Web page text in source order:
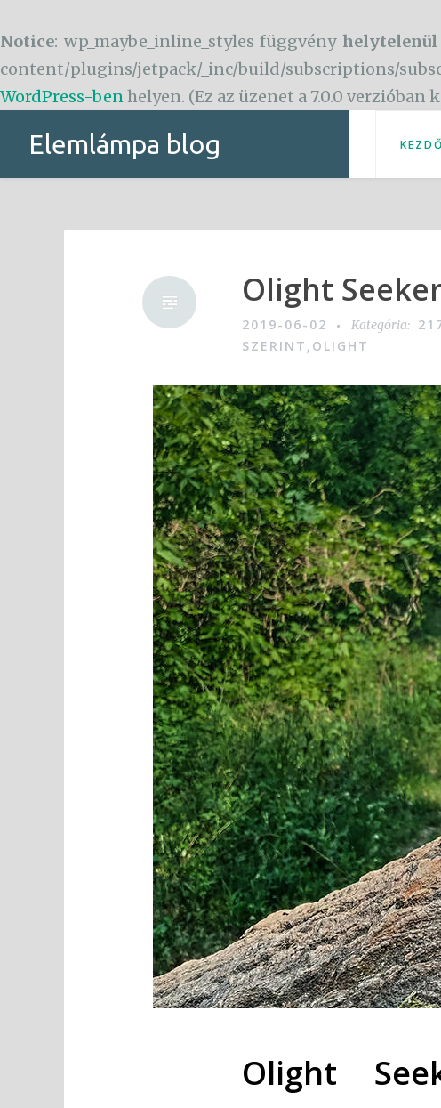
Notice: wp_maybe_inline_styles függvény helytelenül
content/plugins/jetpack/_inc/build/subscriptions/
WordPress-benhelyen. (Ez az üzenet a 7.0.0 verzióban
Elemlámpa blog
Olight
2019-06-02 Kategória:
SZERINT, OLIGHT
Olight